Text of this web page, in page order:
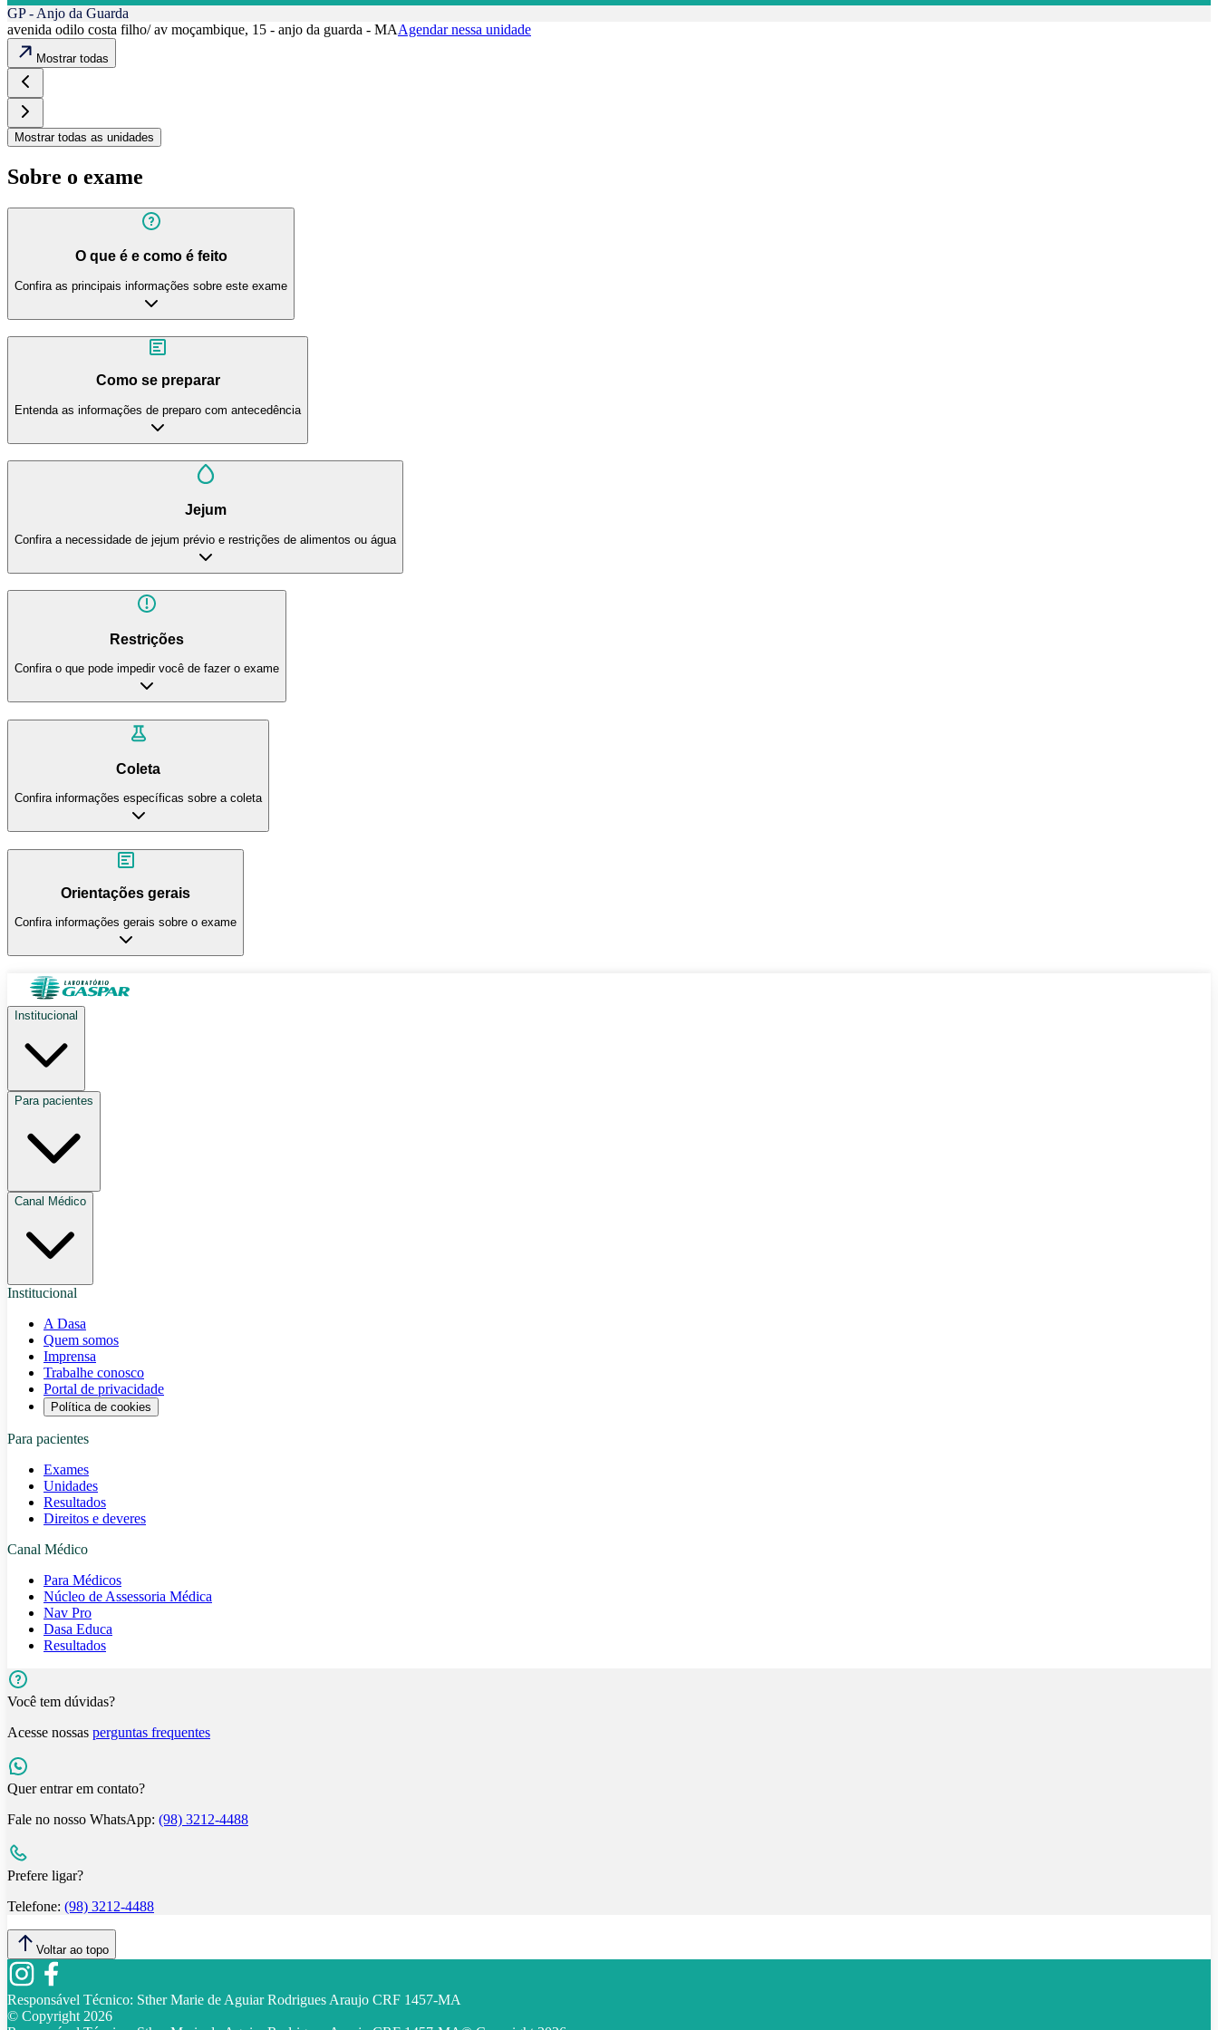
GP - Anjo da Guarda
avenida odilo costa filho/ av moçambique, 15 - anjo da guarda - MAAgendar nessa unidade
Mostrar todas
Mostrar todas as unidades
Sobre o exame
O que é e como é feito
Confira as principais informações sobre este exame
Como se preparar
Entenda as informações de preparo com antecedência
Jejum
Confira a necessidade de jejum prévio e restrições de alimentos ou água
Restrições
Confira o que pode impedir você de fazer o exame
Coleta
Confira informações específicas sobre a coleta
Orientações gerais
Confira informações gerais sobre o exame
Institucional
Para pacientes
Canal Médico
Institucional
A Dasa
Quem somos
Imprensa
Trabalhe conosco
Portal de privacidade
Política de cookies
Para pacientes
Exames
Unidades
Resultados
Direitos e deveres
Canal Médico
Para Médicos
Núcleo de Assessoria Médica
Nav Pro
Dasa Educa
Resultados
Você tem dúvidas?
Acesse nossas perguntas frequentes
Quer entrar em contato?
Fale no nosso WhatsApp: (98) 3212-4488
Prefere ligar?
Telefone: (98) 3212-4488
Voltar ao topo
Responsável Técnico: Sther Marie de Aguiar Rodrigues Araujo CRF 1457-MA
© Copyright 2026